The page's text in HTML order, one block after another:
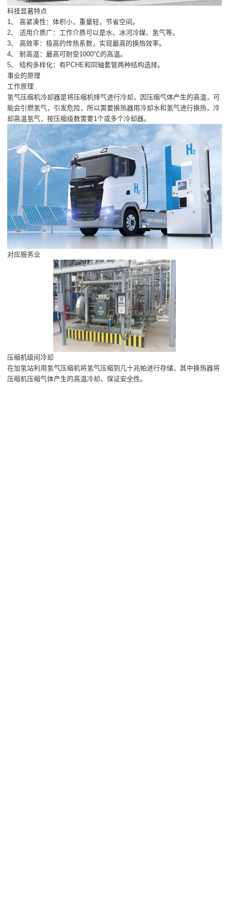
科技显著特点
1、 高紧凑性：体积小，重量轻，节省空间。
2、 适用介质广：工作介质可以是水、冰河冷媒、氢气等。
3、 高效率：极高的传热系数，实现最高的换热效率。
4、 耐高温：最高可耐受1000℃的高温。
5、 结构多样化：有PCHE和同轴套管两种结构选择。
事业的原理
工作原理
氢气压缩机冷却器是将压缩机排气进行冷却，因压缩气体产生的高温，可
能会引燃氢气，引发危险，所以需要换热器用冷却水和氢气进行换热，冷
却高温氢气，按压缩级数需要1个或多个冷却器。
对应服务业
压缩机级间冷却
在加氢站利用氢气压缩机将氢气压缩到几十兆帕进行存储，其中换热器将
压缩机压缩气体产生的高温冷却，保证安全性。